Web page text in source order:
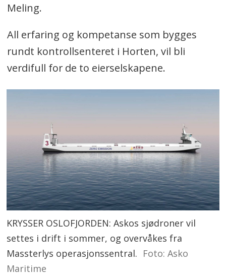
Meling.
All erfaring og kompetanse som bygges
rundt kontrollsenteret i Horten, vil bli
verdifull for de to eierselskapene.
KRYSSER OSLOFJORDEN: Askos sjødroner vil
settes i drift i sommer, og overvåkes fra
Massterlys operasjonssentral. Foto: Asko
Maritime